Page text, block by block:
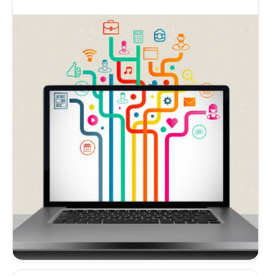
multiside. Læs videre hurtigt.